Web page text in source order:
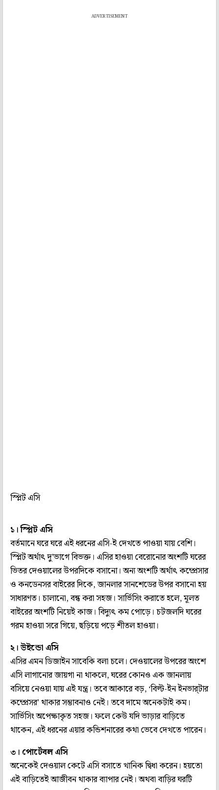
ADVERTISEMENT
স্প্লিট এসি
১। স্প্লিট এসি
বর্তমানে ঘরে ঘরে এই ধরনের এসি-ই দেখতে পাওয়া যায় বেশি।
স্প্লিট অর্থাৎ দু’ভাগে বিভক্ত। এসির হাওয়া বেরোনোর অংশটি ঘরের
ভিতর দেওয়ালের উপরদিকে বসানো। অন্য অংশটি অর্থাৎ কম্প্রেসার
ও কনডেনসর বাইরের দিকে, জানলার সানশেডের উপর বসানো হয়
সাধারণত। চালানো, বন্ধ করা সহজ। সার্ভিসিং করাতে হলে, মূলত
বাইরের অংশটি নিয়েই কাজ। বিদ্যুৎ কম পোড়ে। চটজলদি ঘরের
গরম হাওয়া সরে গিয়ে, ছড়িয়ে পড়ে শীতল হাওয়া।
২। উইন্ডো এসি
এসির এমন ডিজাইন সাবেকি বলা চলে। দেওয়ালের উপরের অংশে
এসি লাগানোর জায়গা না থাকলে, ঘরের কোনও এক জানলায়
বসিয়ে নেওয়া যায় এই যন্ত্র। তবে আকারে বড়, ‘বিল্ট-ইন ইনভার্‌টার
কম্প্রেসর’ থাকার সম্ভাবনাও নেই। তবে দামে অনেকটাই কম।
সার্ভিসিং অপেক্ষাকৃত সহজ। ফলে কেউ যদি ভাড়ার বাড়িতে
থাকেন, এই ধরনের এয়ার কন্ডিশনারের কথা ভেবে দেখতে পারেন।
৩। পোর্টেবল এসি
অনেকেই দেওয়াল কেটে এসি বসাতে খানিক দ্বিধা করেন। হয়তো
এই বাড়িতেই আজীবন থাকার ব্যাপার নেই। অথবা বাড়ির ঘরটি